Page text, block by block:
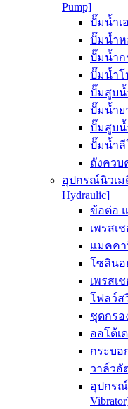
Pump]
ปั๊มน้ำเ
ปั๊มน้ำห
ปั๊มน้ำก
ปั๊มน้ำโ
ปั๊มสูบน้
ปั๊มน้ำย
ปั๊มสูบน้
ปั๊มน้ำลี
ถังควบ
อุปกรณ์นิวเม
Hydraulic]
ข้อต่อ แ
เพรสเช
แมคคา
โซลินอ
เพรสเ
โฟลว์ส
ชุดกรอ
ออโต้เ
กระบอ
วาล์วอั
อุปกรณ์